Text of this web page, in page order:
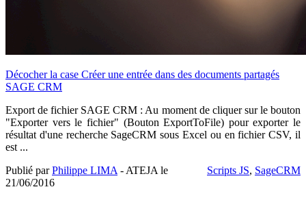
Décocher la case Créer une entrée dans des documents partagés
SAGE CRM
Export de fichier SAGE CRM : Au moment de cliquer sur le bouton
"Exporter vers le fichier" (Bouton ExportToFile) pour exporter le
résultat d'une recherche SageCRM sous Excel ou en fichier CSV, il
est ...
Scripts JS, SageCRM
Publié parPhilippe LIMA - ATEJA le
21/06/2016